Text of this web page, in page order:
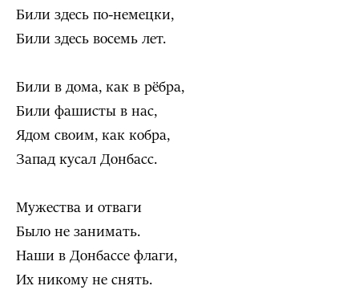
Били здесь по-немецки,
Били здесь восемь лет.
Били в дома, как в рёбра,
Били фашисты в нас,
Ядом своим, как кобра,
Запад кусал Донбасс.
Мужества и отваги
Было не занимать.
Наши в Донбассе флаги,
Их никому не снять.